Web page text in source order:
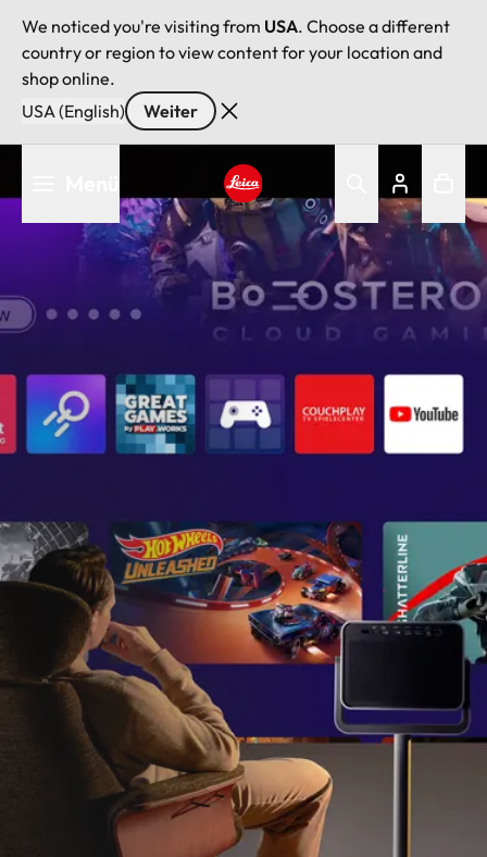
We noticed you're visiting from USA. Choose a different
country or region to view content for your location and
shop online.
USA (English)
Weiter
Leica logo - Home